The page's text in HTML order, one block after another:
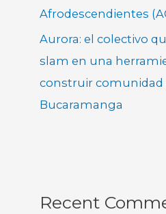
Afrodescendientes
Aurora: el colectivo
slam en una
construir comunidad
Bucaramanga
Recent